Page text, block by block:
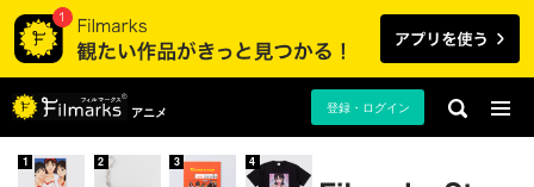
アニメ 登録・ログイン
1 2 3 4